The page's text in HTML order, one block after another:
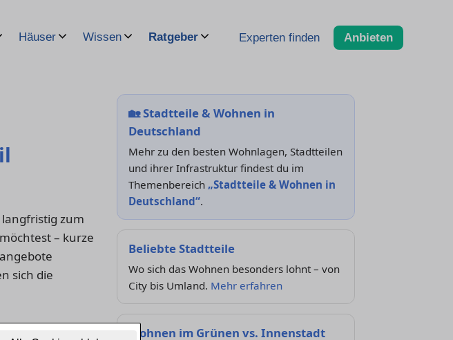
Häuser Wissen Ratgeber Experten finden Anbieten
zum
möchtest – kurze
sich die
🏡Stadtteile & Wohnen in
Deutschland
Mehr zu den besten Wohnlagen, Stadtteilen
und ihrer Infrastruktur findest du im
Themenbereich „Stadtteile & Wohnen in
Deutschland“.
Beliebte Stadtteile
Wo sich das Wohnen besonders lohnt – von
City bis Umland. Mehr erfahren
Wohnen im Grünen vs. Innenstadt